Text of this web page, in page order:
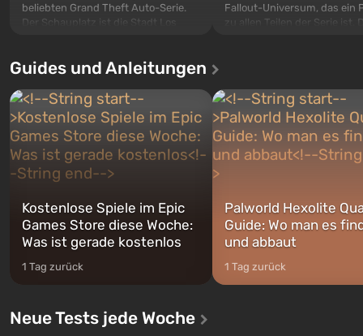
beliebten Grand Theft Auto-Serie.
Der Schauplatz ist die Stadt Los
ersten Mal erzählt das Spiel die
Charakteren: Michael, Trevor und
Franklin, zwischen denen Sie
jederzeit...
Fallout-Universum, das ein
zu allen Teilen der Serie ist.
nach dem Abwurf von
auf Amerika geöffnet wird.
Guides und Anleitungen
Kostenlose Spiele im Epic
Games Store diese Woche:
Was ist gerade kostenlos
1 Tag zurück
Palworld Hexolite
Guide: Wo man es
und abbaut
1 Tag zurück
Neue Tests jede Woche